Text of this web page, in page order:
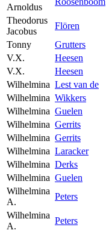
Arnoldus
Theodorus
Jacobus
Flören
Tonny
Grutters
V.X.
Heesen
V.X.
Heesen
Wilhelmina Lest van de
Wilhelmina Wikkers
Wilhelmina Guelen
Wilhelmina Gerrits
Wilhelmina Gerrits
Wilhelmina Laracker
Wilhelmina Derks
Wilhelmina Guelen
Wilhelmina
A.
Peters
Wilhelmina
A.
Peters